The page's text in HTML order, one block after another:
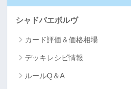
シャドバエボルヴ
カード評価＆価格相場
デッキレシピ情報
ルールQ＆A